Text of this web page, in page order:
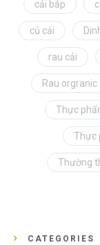
cải bắp
củ cải
rau cải
Rau orgranic
Thực
Thực
Thường
CATEGORIES